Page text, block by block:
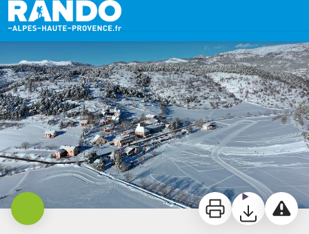
Montruvel 2 (parcours raquettes)
La Colle Saint Michel - CCAPV
ImprimerTéléchargerSignaler